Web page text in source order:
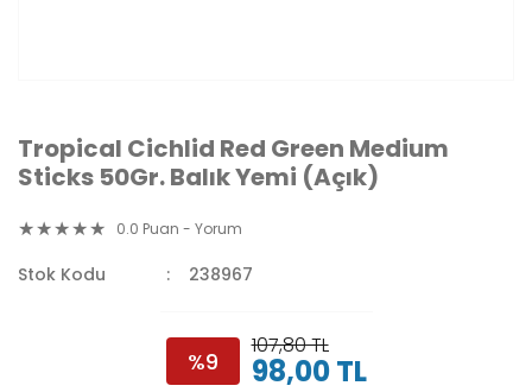
Tropical Cichlid Red Green Medium
Sticks 50Gr. Balık Yemi (Açık)
0.0 Puan - Yorum
Stok Kodu 238967
%9
107,80 TL
98,00 TL